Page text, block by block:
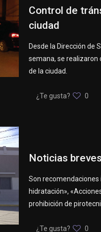
Control de
ciudad
Desde la Dirección de
semana, se realizaron
de la ciudad.
¿Te gusta? 0
Noticias
Son
hidratación»,
prohibición de
¿Te gusta? 0